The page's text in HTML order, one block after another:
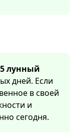
5 лунный
дней. Если
в своей
и
сегодня.